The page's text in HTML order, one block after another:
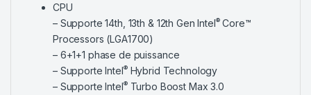
CPU
– Supporte 14th, 13th & 12th Gen Intel®Core™
Processors (LGA1700)
– 6+1+1 phase de puissance
– Supporte Intel®Hybrid Technology
– Supporte Intel®Turbo Boost Max 3.0